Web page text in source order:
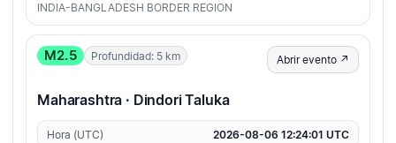
INDIA-BANGLADESH BORDER REGION
M2.5 Profundidad: 5 km Abrir evento ↗
Maharashtra · Dindori Taluka
Hora (UTC) 2026-08-06 12:24:01 UTC